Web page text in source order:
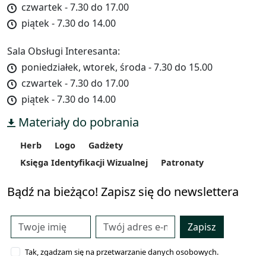
czwartek - 7.30 do 17.00
piątek - 7.30 do 14.00
Sala Obsługi Interesanta:
poniedziałek, wtorek, środa - 7.30 do 15.00
czwartek - 7.30 do 17.00
piątek - 7.30 do 14.00
Materiały do pobrania
Herb Logo
Gadżety
Księga Identyfikacji Wizualnej
Patronaty
Bądź na bieżąco! Zapisz się do newslettera
Zapisz
Tak, zgadzam się na przetwarzanie danych osobowych.